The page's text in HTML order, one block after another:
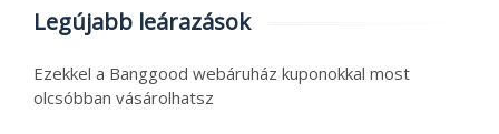
Legújabb leárazások
Ezekkel a Banggood webáruház kuponokkal most
olcsóbban vásárolhatsz